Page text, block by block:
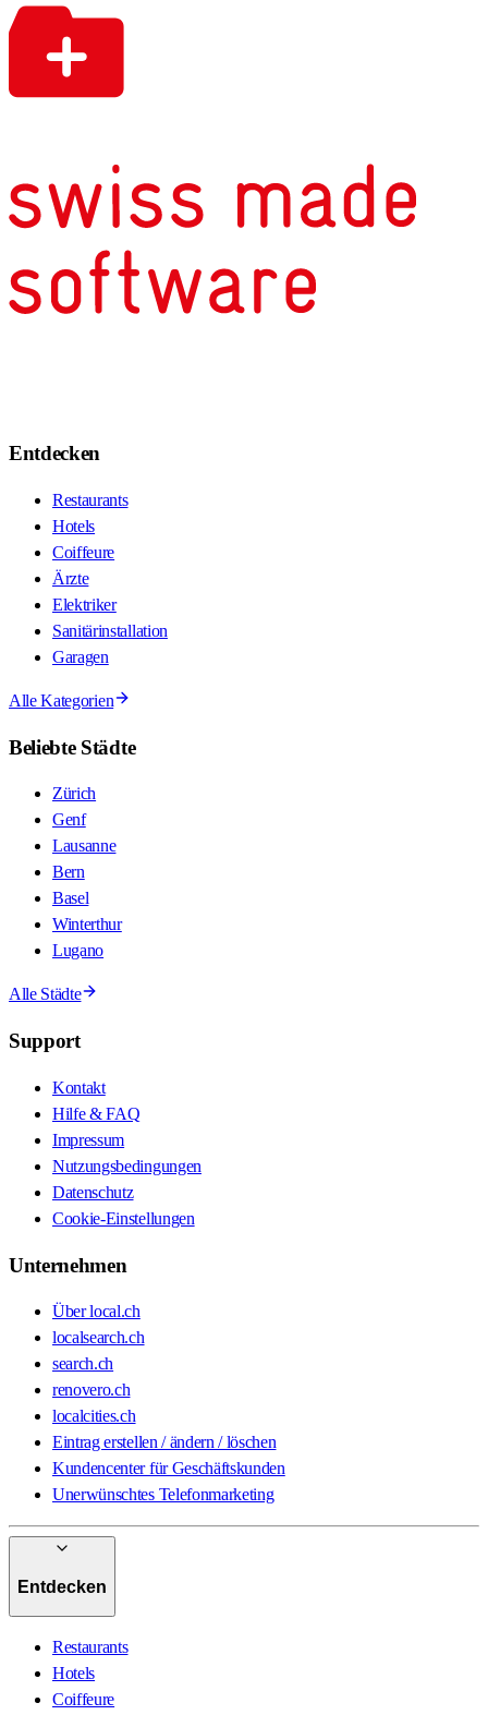
Entdecken
Restaurants
Hotels
Coiffeure
Ärzte
Elektriker
Sanitärinstallation
Garagen
Alle Kategorien
Beliebte Städte
Zürich
Genf
Lausanne
Bern
Basel
Winterthur
Lugano
Alle Städte
Support
Kontakt
Hilfe & FAQ
Impressum
Nutzungsbedingungen
Datenschutz
Cookie-Einstellungen
Unternehmen
Über local.ch
localsearch.ch
search.ch
renovero.ch
localcities.ch
Eintrag erstellen / ändern / löschen
Kundencenter für Geschäftskunden
Unerwünschtes Telefonmarketing
Entdecken
Restaurants
Hotels
Coiffeure